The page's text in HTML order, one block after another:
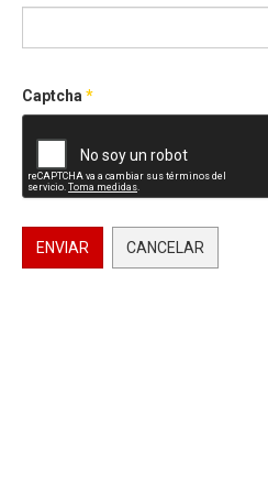
Captcha *
ENVIAR CANCELAR